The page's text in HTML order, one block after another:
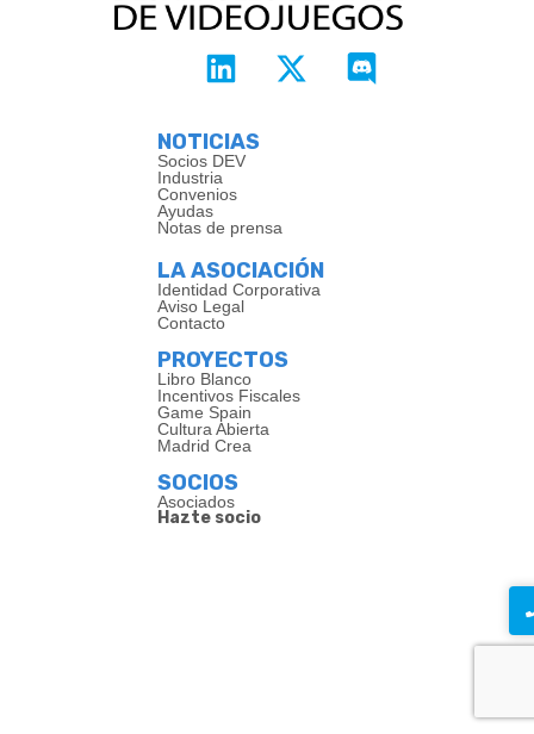
NOTICIAS
Socios DEV
Industria
Convenios
Ayudas
Notas de prensa
LA ASOCIACIÓN
Identidad Corporativa
Aviso Legal
Contacto
PROYECTOS
Libro Blanco
Incentivos Fiscales
Game Spain
Cultura Abierta
Madrid Crea
SOCIOS
Asociados
Hazte socio